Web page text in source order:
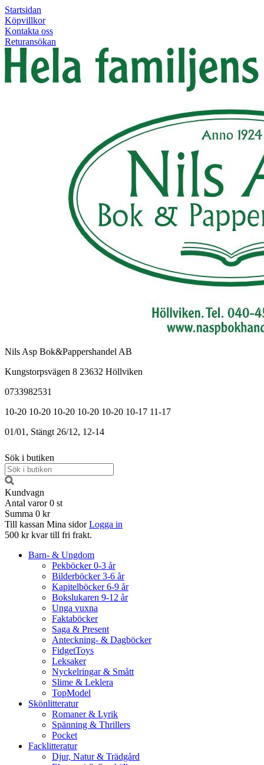
Startsidan
Köpvillkor
Kontakta oss
Returansökan
Nils Asp Bok&Pappershandel AB
Kungstorpsvägen 8 23632 Höllviken
0733982531
10-20 10-20 10-20 10-20 10-20 10-17 11-17
01/01, Stängt 26/12, 12-14
Sök i butiken
Kundvagn
Antal varor 0 st
Summa 0 kr
Till kassan Mina sidor Logga in
500 kr kvar till fri frakt.
Barn- & Ungdom
Pekböcker 0-3 år
Bilderböcker 3-6 år
Kapitelböcker 6-9 år
Bokslukaren 9-12 år
Unga vuxna
Faktaböcker
Saga & Present
Anteckning- & Dagböcker
FidgetToys
Leksaker
Nyckelringar & Smått
Slime & Leklera
TopModel
Skönlitteratur
Romaner & Lyrik
Spänning & Thrillers
Pocket
Facklitteratur
Djur, Natur & Trädgård